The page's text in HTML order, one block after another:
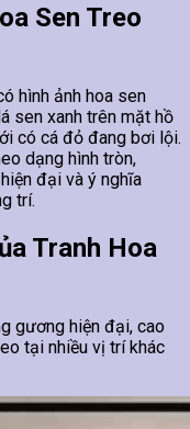
Sen Treo
hình ảnh hoa sen
sen xanh trên mặt hồ
có cá đỏ đang bơi lội.
dạng hình tròn,
đại và ý nghĩa
trí.
Tranh Hoa
gương hiện đại, cao
tại nhiều vị trí khác